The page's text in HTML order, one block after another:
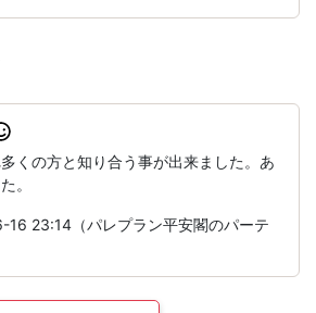
くの方と知り合う事が出来ました。あ
。
23:14（パレプラン平安閣のパーテ